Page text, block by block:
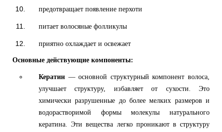
предотвращает появление перхоти
питает волосяные фолликулы
приятно охлаждает и освежает
Основные действующие компоненты:
Кератин — основной структурный компонент волоса,
улучшает структуру, избавляет от сухости. Это
химически разрушенные до более мелких размеров и
водорастворимой формы молекулы натурального
кератина. Эти вещества легко проникают в структуру